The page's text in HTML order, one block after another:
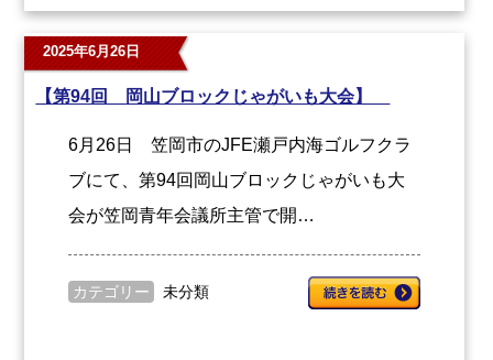
2025年6月26日
【第94回 岡山ブロックじゃがいも大会】
6月26日 笠岡市のJFE瀬戸内海ゴルフクラ
ブにて、第94回岡山ブロックじゃがいも大
会が笠岡青年会議所主管で開…
カテゴリー 未分類